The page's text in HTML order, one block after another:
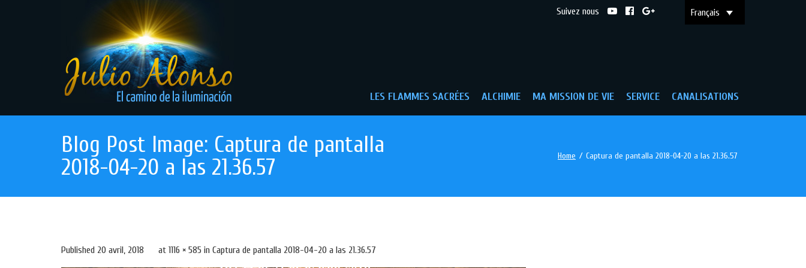
Français
Suivez nous
LES FLAMMES SACRÉES ALCHIMIE MA MISSION DE VIE SERVICE CANALISATIONS
Blog Post Image: Captura de pantalla
2018-04-20 a las 21.36.57
Home / Captura de pantalla 2018-04-20 a las 21.36.57
Published 20 avril, 2018 at 1116 × 585 in Captura de pantalla 2018-04-20 a las 21.36.57